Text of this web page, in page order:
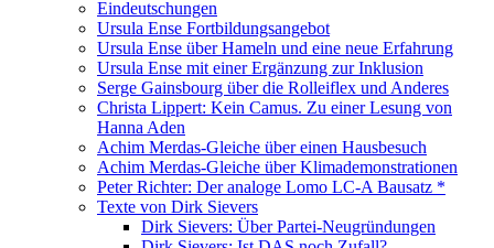
Eindeutschungen
Ursula Ense Fortbildungsangebot
Ursula Ense über Hameln und eine neue Erfahrung
Ursula Ense mit einer Ergänzung zur Inklusion
Serge Gainsbourg über die Rolleiflex und Anderes
Christa Lippert: Kein Camus. Zu einer Lesung von
Hanna Aden
Achim Merdas-Gleiche über einen Hausbesuch
Achim Merdas-Gleiche über Klimademonstrationen
Peter Richter: Der analoge Lomo LC-A Bausatz *
Texte von Dirk Sievers
Dirk Sievers: Über Partei-Neugründungen